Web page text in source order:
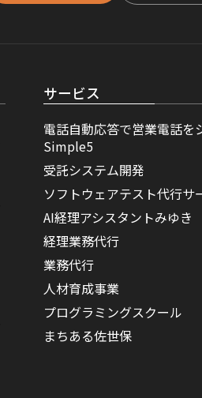
サービス
電話自動応答で営業電話を
Simple5
受託システム開発
ソフトウェアテスト代行サ
AI経理アシスタントみゆき
経理業務代行
業務代行
人材育成事業
プログラミングスクール
まちある佐世保